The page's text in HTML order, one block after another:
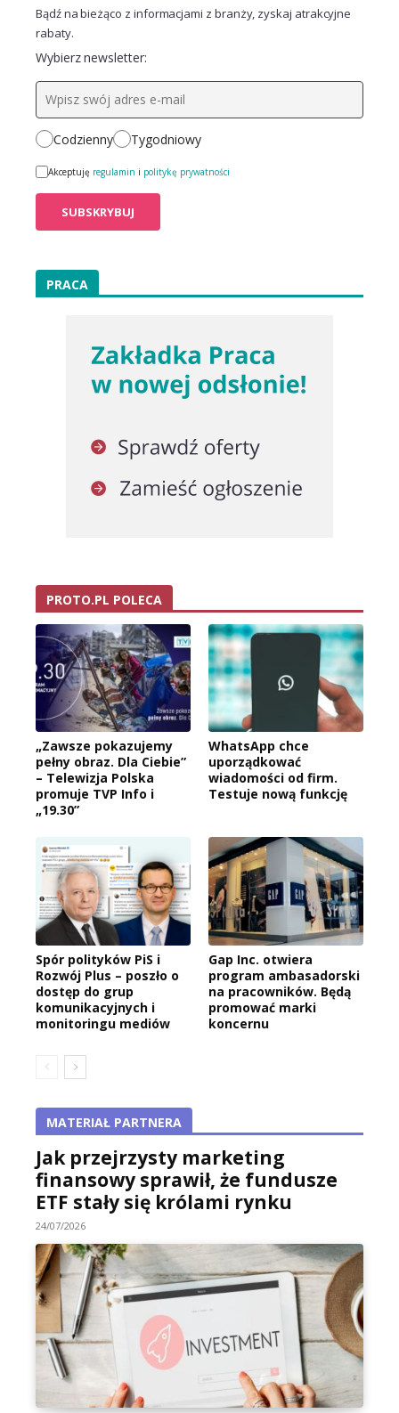
Bądź na bieżąco z informacjami z branży, zyskaj atrakcyjne
rabaty.
Wybierz newsletter:
Codzienny Tygodniowy
Akceptuję regulamin i politykę prywatności
PRACA
PROTO.PL POLECA
„Zawsze pokazujemy
pełny obraz. Dla Ciebie”
– Telewizja Polska
promuje TVP Info i
„19.30”
WhatsApp chce
uporządkować
wiadomości od firm.
Testuje nową funkcję
Spór polityków PiS i
Rozwój Plus – poszło o
dostęp do grup
komunikacyjnych i
monitoringu mediów
Gap Inc. otwiera
program ambasadorski
na pracowników. Będą
promować marki
koncernu
MATERIAŁ PARTNERA
Jak przejrzysty marketing
finansowy sprawił, że fundusze
ETF stały się królami rynku
24/07/2026